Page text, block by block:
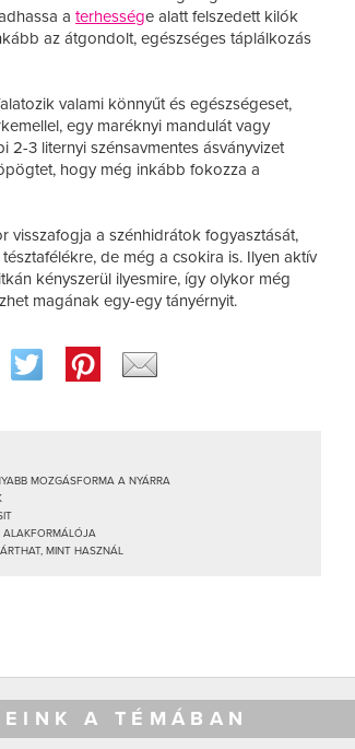
a terhessége alatt felszedett kilók
az átgondolt, egészséges táplálkozás
valami könnyűt és egészségeset,
egy maréknyi mandulát vagy
2-3 liternyi szénsavmentes ásványvizet
hogy még inkább fokozza a
visszafogja a szénhidrátok fogyasztását,
de még a csokira is. Ilyen aktív
kényszerül ilyesmire, így olykor még
magának egy-egy tányérnyit.
MOZGÁSFORMA A NYÁRRA
ALAKFORMÁLÓJA
MINT HASZNÁL
A TÉMÁBAN